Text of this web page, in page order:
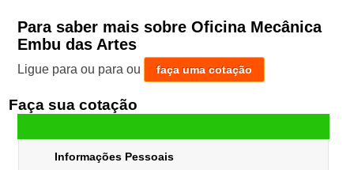
Para saber mais sobre Oficina Mecânica
Embu das Artes
Ligue para ou para ou faça uma cotação
Faça sua cotação
Informações Pessoais